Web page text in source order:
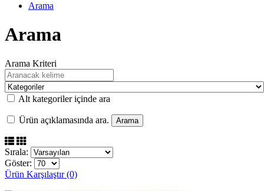
Arama
Arama
Arama Kriteri
Alt kategoriler içinde ara
Ürün açıklamasında ara.
Sırala:
Göster:
Ürün Karşılaştır (0)